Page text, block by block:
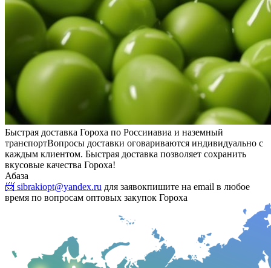
Быстрая доставка Гороха по Россииавиа и наземный
транспортВопросы доставки оговариваются индивидуально с
каждым клиентом. Быстрая доставка позволяет сохранить
вкусовые качества Гороха!
Абаза
📨 sibrakiopt@yandex.ru для заявокпишите на email в любое
время по вопросам оптовых закупок Гороха